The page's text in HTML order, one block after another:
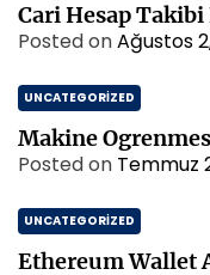
Cari Hesap
Posted onAğustos
UNCATEGORIZED
Makine
Posted on Temmuz
UNCATEGORIZED
Ethereum Wallet